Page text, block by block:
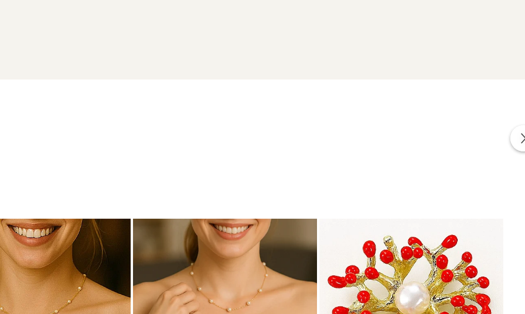
însoțită de un certificat de garanție și autenticitate care atestă proveniența naturală a perlelor.
care îmbină subtil prezența vizuală cu rafinamentul clasic.
aur si argint utilizate in realizarea bijuteriilor
bijuteriilor, anumite componente esentiale sunt fabricate in conformitate cu standardele specifice industriei.